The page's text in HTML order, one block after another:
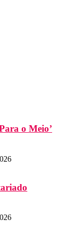
o Meio’